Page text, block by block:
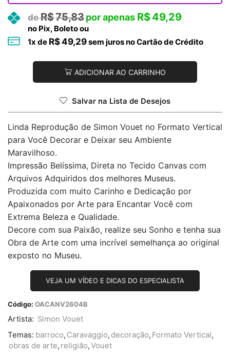
R$75,83 R$49,29
no Pix, Boleto ou
1x de R$49,29sem juros no Cartão de Crédito
ADICIONAR AO CARRINHO
Salvar na Lista de Desejos
Linda Reprodução de Simon Vouet no Formato Vertical
para Você Decorar e Deixar seu Ambiente
Maravilhoso.
Impressão Belíssima, Direta no Tecido Canvas com
Arquivos Adquiridos dos melhores Museus.
Produzida com muito Carinho e Dedicação por
Apaixonados por Arte para Encantar Você com
Extrema Beleza e Qualidade.
Decore com sua Paixão, realize seu Sonho e tenha sua
Obra de Arte com uma incrível semelhança ao original
exposto no Museu.
VEJA UM VÍDEO E DICAS DO ESPECIALISTA
Código: OACANV2604B
Artista: Simon Vouet
Temas: barroco, Caravaggio, decoração, Formato Vertical,
obras de arte, religião,Vouet